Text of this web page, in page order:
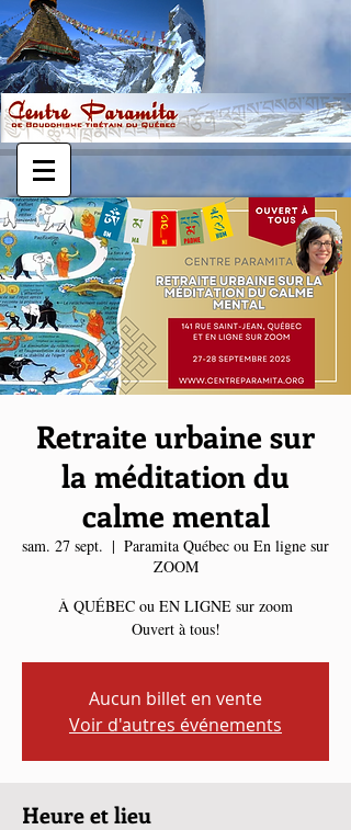
Retraite urbaine sur
la méditation du
calme mental
sam. 27 sept.
  |
Paramita Québec ou En ligne sur
ZOOM
À QUÉBEC ou EN LIGNE sur zoom
Ouvert à tous!
Aucun billet en vente
Voir d'autres événements
Heure et lieu